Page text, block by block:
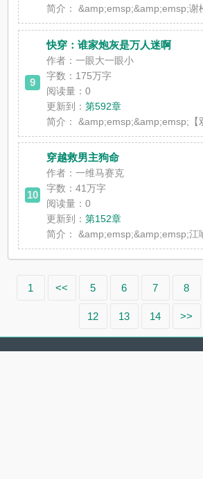
简介：
&amp;emsp;&amp;emsp;谢
9
快穿：谁家炮灰是万人迷啊
作者：一眼大一眼小
字数：175万字
阅读量：0
更新到：第592章
简介：
&amp;emsp;&amp;emsp;【
10
穿越救男主狗命
作者：一维马赛克
字数：41万字
阅读量：0
更新到：第152章
简介：
&amp;emsp;&amp;emsp;江
1 << 5 6 7 8
12 13 14 >>